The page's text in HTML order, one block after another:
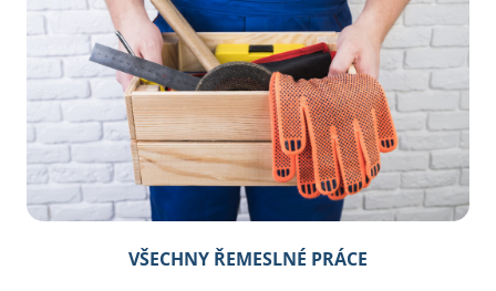
VŠECHNY ŘEMESLNÉ PRÁCE